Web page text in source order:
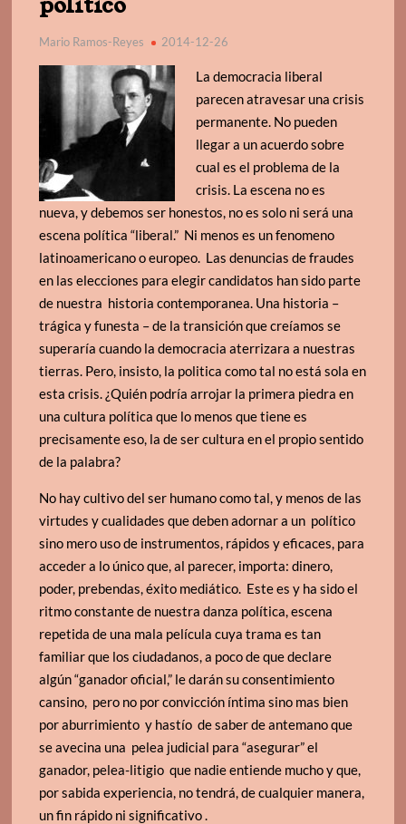
Mario Ramos-Reyes 2014-12-26
La democracia liberal
parecen atravesar una crisis
permanente. No pueden
llegar a un acuerdo sobre
cual es el problema de la
crisis. La escena no es
nueva, y debemos ser honestos, no es solo ni será una
escena política “liberal.” Ni menos es un fenomeno
latinoamericano o europeo. Las denuncias de fraudes
en las elecciones para elegir candidatos han sido parte
de nuestra historia contemporanea. Una historia –
trágica y funesta – de la transición que creíamos se
superaría cuando la democracia aterrizara a nuestras
tierras. Pero, insisto, la politica como tal no está sola en
esta crisis. ¿Quién podría arrojar la primera piedra en
una cultura política que lo menos que tiene es
precisamente eso, la de ser cultura en el propio sentido
de la palabra?
No hay cultivo del ser humano como tal, y menos de las
virtudes y cualidades que deben adornar a un político
sino mero uso de instrumentos, rápidos y eficaces, para
acceder a lo único que, al parecer, importa: dinero,
poder, prebendas, éxito mediático. Este es y ha sido el
ritmo constante de nuestra danza política, escena
repetida de una mala película cuya trama es tan
familiar que los ciudadanos, a poco de que declare
algún “ganador oficial,” le darán su consentimiento
cansino, pero no por convicción íntima sino mas bien
por aburrimiento y hastío de saber de antemano que
se avecina una pelea judicial para “asegurar” el
ganador, pelea-litigio que nadie entiende mucho y que,
por sabida experiencia, no tendrá, de cualquier manera,
un fin rápido ni significativo .